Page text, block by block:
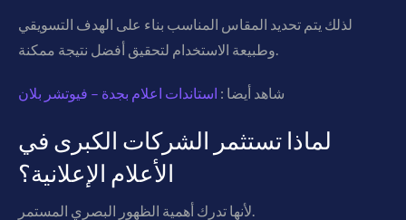
لذلك يتم تحديد المقاس المناسب بناء على الهدف التسويقي
وطبيعة الاستخدام لتحقيق أفضل نتيجة ممكنة.
شاهد أيضا : استاندات اعلام بجدة – فيوتشر بلان
لماذا تستثمر الشركات الكبرى في
الأعلام الإعلانية؟
لأنها تدرك أهمية الظهور البصري المستمر.